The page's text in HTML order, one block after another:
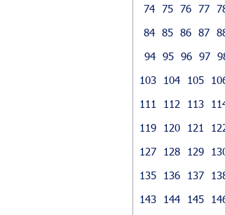
74 75 76 77
84 85 86 87
94 95 96 97
103
104 105
111
112 113
119
120 121
127
128 129
135
136 137
143
144 145